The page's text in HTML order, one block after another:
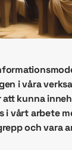
i våra
kunna
i vårt arbete
och vara